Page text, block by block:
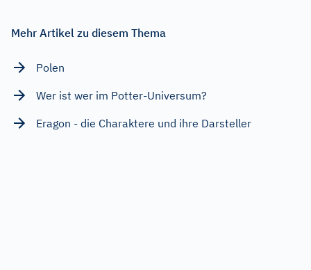
Mehr Artikel zu diesem Thema
Polen
Wer ist wer im Potter-Universum?
Eragon - die Charaktere und ihre Darsteller